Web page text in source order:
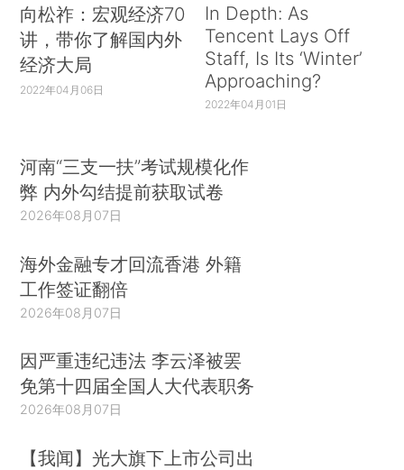
向松祚：宏观经济70
讲，带你了解国内外
经济大局
2022年04月06日
In Depth: As
Tencent Lays Off
Staff, Is Its ‘Winter’
Approaching?
2022年04月01日
河南“三支一扶”考试规模化作
弊 内外勾结提前获取试卷
2026年08月07日
海外金融专才回流香港 外籍
工作签证翻倍
2026年08月07日
因严重违纪违法 李云泽被罢
免第十四届全国人大代表职务
2026年08月07日
【我闻】光大旗下上市公司出